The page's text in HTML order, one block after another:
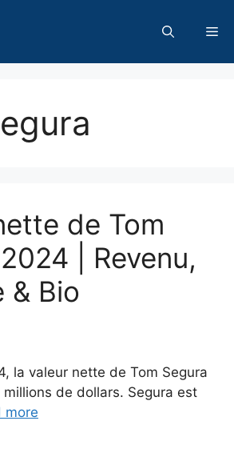
de Tom
| Revenu,
& Bio
la valeur nette de Tom Segura
millions de dollars. Segura est
more